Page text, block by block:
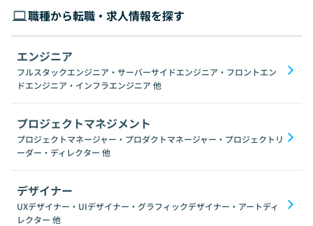
職種から転職・求人情報を探す
エンジニア
フルスタックエンジニア・サーバーサイドエンジニア・フロントエン
ドエンジニア・インフラエンジニア 他
プロジェクトマネジメント
プロジェクトマネージャー・プロダクトマネージャー・プロジェクトリ
ーダー・ディレクター 他
デザイナー
UXデザイナー・UIデザイナー・グラフィックデザイナー・アートディ
レクター 他